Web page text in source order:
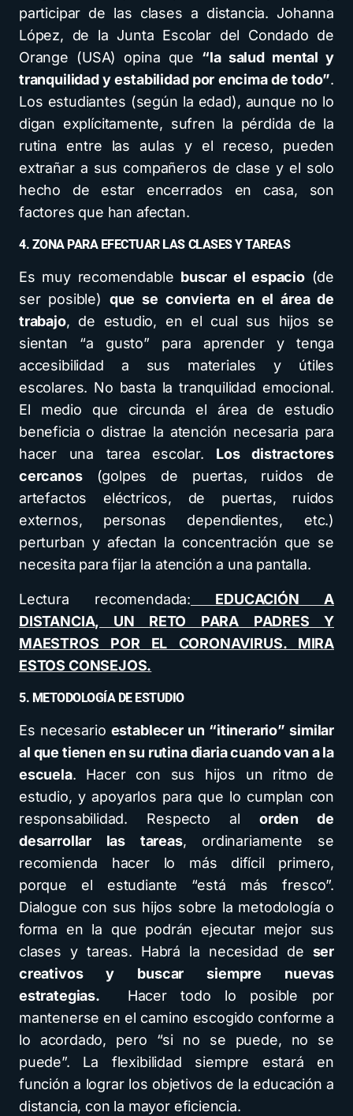
participar de las clases a distancia. Johanna
López, de la Junta Escolar del Condado de
Orange (USA) opina que “la salud mental y
tranquilidad y estabilidad por encima de todo”.
Los estudiantes (según la edad), aunque no lo
digan explícitamente, sufren la pérdida de la
rutina entre las aulas y el receso, pueden
extrañar a sus compañeros de clase y el solo
hecho de estar encerrados en casa, son
factores que han afectan.
4. ZONA PARA EFECTUAR LAS CLASES Y TAREAS
Es muy recomendable buscar el espacio(de
ser posible) que se convierta en el área de
trabajo, de estudio, en el cual sus hijos se
sientan “a gusto” para aprender y tenga
accesibilidad a sus materiales y útiles
escolares. No basta la tranquilidad emocional.
El medio que circunda el área de estudio
beneficia o distrae la atención necesaria para
hacer una tarea escolar. Los distractores
cercanos(golpes de puertas, ruidos de
artefactos eléctricos, de puertas, ruidos
externos, personas dependientes, etc.)
perturban y afectan la concentración que se
necesita para fijar la atención a una pantalla.
Lectura recomendada: EDUCACIÓN A
DISTANCIA, UN RETO PARA PADRES Y
MAESTROS POR EL CORONAVIRUS. MIRA
ESTOS CONSEJOS.
5. METODOLOGÍA DE ESTUDIO
Es necesario establecer un “itinerario” similar
al que tienen en su rutina diaria cuando van a la
escuela. Hacer con sus hijos un ritmo de
estudio, y apoyarlos para que lo cumplan con
responsabilidad. Respecto alorden de
desarrollar las tareas, ordinariamente se
recomienda hacer lo más difícil primero,
porque el estudiante “está más fresco”.
Dialogue con sus hijos sobre la metodología o
forma en la que podrán ejecutar mejor sus
clases y tareas. Habrá la necesidad de ser
creativos y buscar siempre nuevas
estrategias. Hacer todo lo posible por
mantenerse en el camino escogido conforme a
lo acordado, pero “si no se puede, no se
puede”. La flexibilidad siempre estará en
función a lograr los objetivos de la educación a
distancia, con la mayor eficiencia.